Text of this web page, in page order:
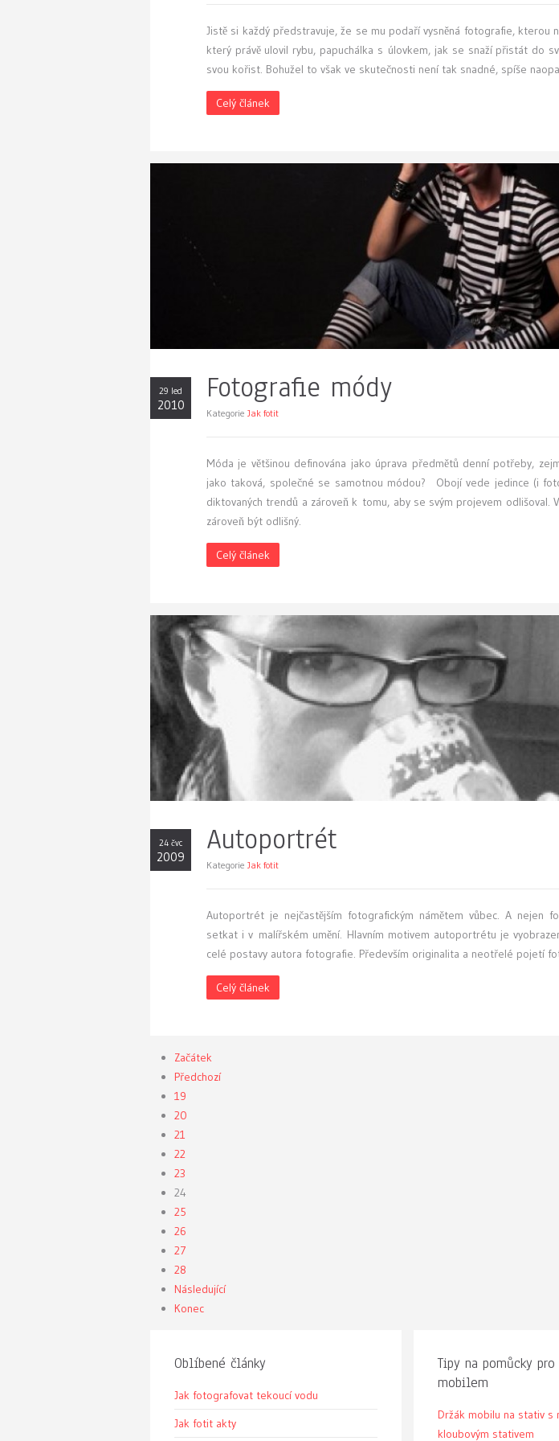
Jistě si každý předstravuje, že se mu podaří vysněná fotografie, kterou
který právě ulovil rybu, papuchálka s úlovkem, jak se snaží přistát do
svou kořist. Bohužel to však ve skutečnosti není tak snadné, spíše
Celý článek
29 led
2010 Fotografie módy
Kategorie Jak fotit
Móda je většinou definována jako úprava předmětů denní potřeby,
jako taková, společné se samotnou módou? Obojí vede jedince (i
diktovaných trendů a zároveň k tomu, aby se svým projevem
zároveň být odlišný.
Celý článek
24 čvc
2009 Autoportrét
Kategorie Jak fotit
Autoportrét je nejčastějším fotografickým námětem vůbec. A nejen
setkat i v malířském umění. Hlavním motivem autoportrétu je
celé postavy autora fotografie. Především originalita a neotřelé pojetí
Celý článek
Začátek
Předchozí
19
20
21
22
23
24
25
26
27
28
Následující
Konec
Oblíbené články
Jak fotografovat tekoucí vodu
Jak fotit akty
Tipy na pomůcky
mobilem
Držák mobilu na stativ s
kloubovým stativem